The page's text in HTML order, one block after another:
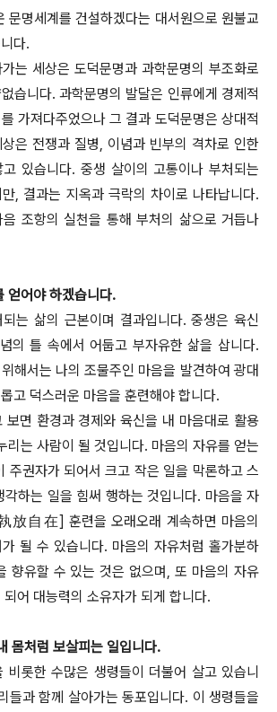
문명세계를 건설하겠다는 대서원으로 원불교
다.
는 세상은 도덕문명과 과학문명의 부조화로
습니다. 과학문명의 발달은 인류에게 경제적
가져다주었으나 그 결과 도덕문명은 상대적
은 전쟁과 질병, 이념과 빈부의 격차로 인한
있습니다. 중생 살이의 고통이나 부처되는
, 결과는 지옥과 극락의 차이로 나타납니다.
조항의 실천을 통해 부처의 삶으로 거듭나
얻어야 하겠습니다.
는 삶의 근본이며 결과입니다. 중생은 육신
의 틀 속에서 어둡고 부자유한 삶을 삽니다.
해서는 나의 조물주인 마음을 발견하여 광대
고 덕스러운 마음을 훈련해야 합니다.
보면 환경과 경제와 육신을 내 마음대로 활용
리는 사람이 될 것입니다. 마음의 자유를 얻는
주권자가 되어서 크고 작은 일을 막론하고 스
각하는 일을 힘써 행하는 것입니다. 마음을 자
放自在] 훈련을 오래오래 계속하면 마음의
될 수 있습니다. 마음의 자유처럼 홀가분하
향유할 수 있는 것은 없으며, 또 마음의 자유
어 대능력의 소유자가 되게 합니다.
몸처럼 보살피는 일입니다.
비롯한 수많은 생령들이 더불어 살고 있습니
들과 함께 살아가는 동포입니다. 이 생령들을